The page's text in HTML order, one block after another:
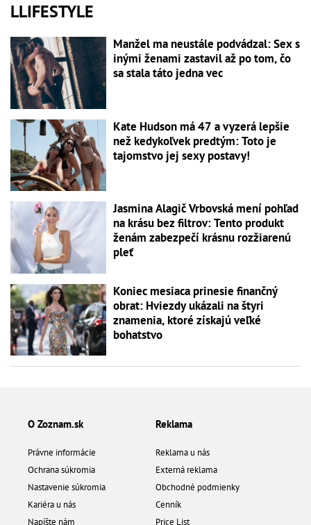
LLIFESTYLE
Manžel ma neustále podvádzal: Sex s
inými ženami zastavil až po tom, čo
sa stala táto jedna vec
Kate Hudson má 47 a vyzerá lepšie
než kedykoľvek predtým: Toto je
tajomstvo jej sexy postavy!
Jasmina Alagič Vrbovská mení pohľad
na krásu bez filtrov: Tento produkt
ženám zabezpečí krásnu rozžiarenú
pleť
Koniec mesiaca prinesie finančný
obrat: Hviezdy ukázali na štyri
znamenia, ktoré získajú veľké
bohatstvo
O Zoznam.sk
Právne informácie
Ochrana súkromia
Nastavenie súkromia
Kariéra u nás
Napíšte nám
Reklama
Reklama u nás
Externá reklama
Obchodné podmienky
Cenník
Price List